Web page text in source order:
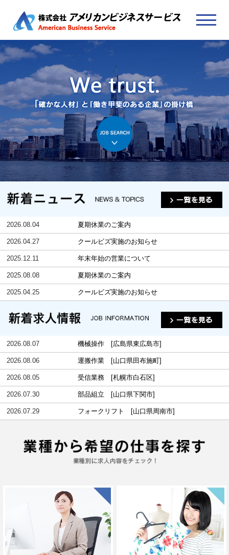
2026.08.04 夏期休業のご案内
2026.04.27 クールビズ実施のお知らせ
2025.12.11 年末年始の営業について
2025.08.08 夏期休業のご案内
2025.04.25 クールビズ実施のお知らせ
2026.08.07 機械操作 [広島県東広島市]
2026.08.06 運搬作業 [山口県田布施町]
2026.08.05 受信業務 [札幌市白石区]
2026.07.30 部品組立 [山口県下関市]
2026.07.29 フォークリフト [山口県周南市]